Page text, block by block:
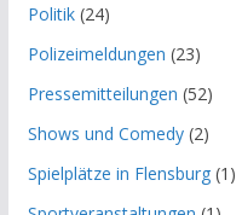
Politik(24)
Polizeimeldungen (23)
Pressemitteilungen (52)
Shows und Comedy(2)
Spielplätze in Flensburg(1)